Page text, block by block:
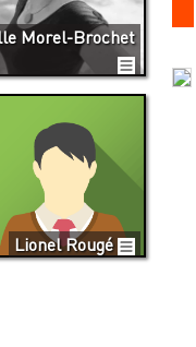
Morel-Brochet
Lionel Rougé